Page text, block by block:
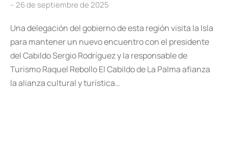
26 de septiembre de 2025
Una delegación del gobierno de esta región visita la Isla
para mantener un nuevo encuentro con el presidente
del Cabildo Sergio Rodríguez y la responsable de
Turismo Raquel Rebollo El Cabildo de La Palma afianza
la alianza cultural y turística…